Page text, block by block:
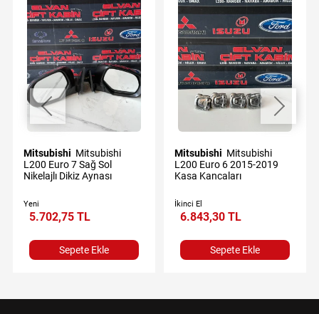
Mitsubishi
L200 Euro 7 Sağ Sol
Nikelajlı Dikiz Aynası
Yeni
5.702,75 TL
Sepete Ekle
Mitsubishi
L200 Euro 6 2015-2019
Kasa Kancaları
İkinci El
6.843,30 TL
Sepete Ekle